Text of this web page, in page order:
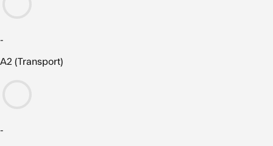
-
A2 (Transport)
-